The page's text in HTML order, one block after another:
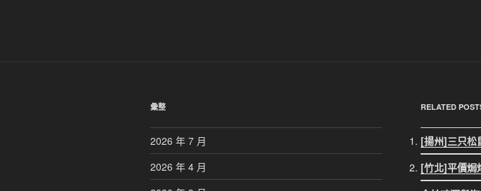
彙整
2026 年 7 月
2026 年 4 月
RELATED
[揚州]三只松
[竹北]平價焗